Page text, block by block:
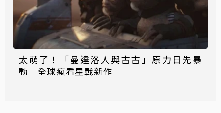
太萌了！「曼達洛人與古古」原力日先暴
動 全球瘋看星戰新作